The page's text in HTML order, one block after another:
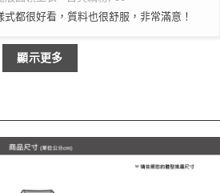
式都很好看，質料也很舒服，非常滿意！
顯示更多